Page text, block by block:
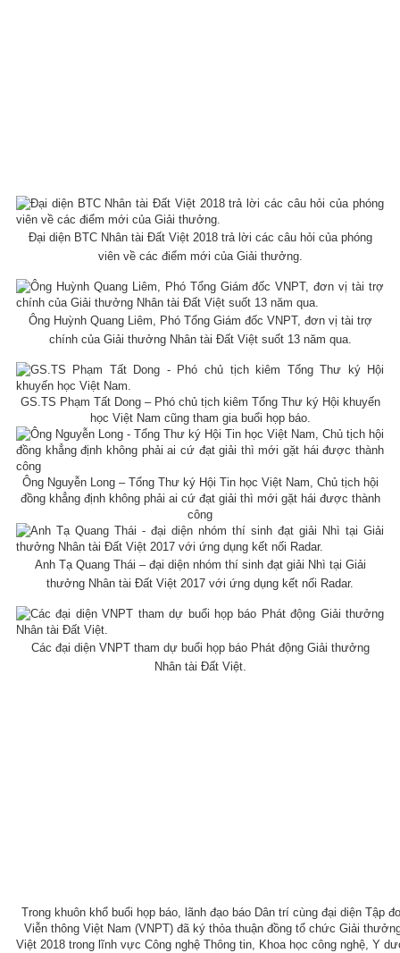
Đại diện BTC Nhân tài Đất Việt 2018 trả lời các câu hỏi của phóng
viên về các điểm mới của Giải thưởng.
Ông Huỳnh Quang Liêm, Phó Tổng Giám đốc VNPT, đơn vị tài trợ
chính của Giải thưởng Nhân tài Đất Việt suốt 13 năm qua.
GS.TS Phạm Tất Dong – Phó chủ tịch kiêm Tổng Thư ký Hội khuyến
học Việt Nam cũng tham gia buổi họp báo.
Ông Nguyễn Long – Tổng Thư ký Hội Tin học Việt Nam, Chủ tịch hội
đồng khẳng định không phải ai cứ đạt giải thì mới gặt hái được thành
công
Anh Tạ Quang Thái – đại diện nhóm thí sinh đạt giải Nhì tại Giải
thưởng Nhân tài Đất Việt 2017 với ứng dụng kết nối Radar.
Các đại diện VNPT tham dự buổi họp báo Phát động Giải thưởng
Nhân tài Đất Việt.
Trong khuôn khổ buổi họp báo, lãnh đạo báo Dân trí cùng đại diện Tập
Viễn thông Việt Nam (VNPT) đã ký thỏa thuận đồng tổ chức Giải
Việt 2018 trong lĩnh vực Công nghệ Thông tin, Khoa học công nghệ, Y